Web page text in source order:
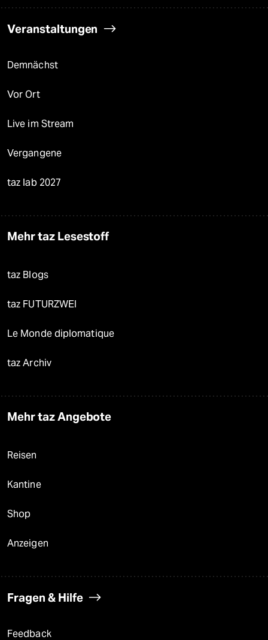
Veranstaltungen
Demnächst
Vor Ort
Live im Stream
Vergangene
taz lab 2027
Mehr taz Lesestoff
taz Blogs
taz FUTURZWEI
Le Monde diplomatique
taz Archiv
Mehr taz Angebote
Reisen
Kantine
Shop
Anzeigen
Fragen & Hilfe
Feedback